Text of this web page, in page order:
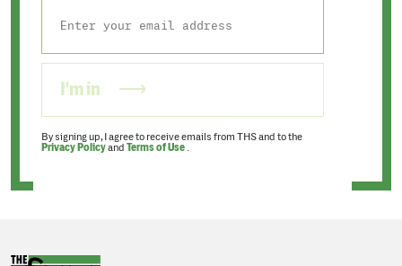
I'm in
By signing up, I agree to receive emails from THS and to the
Privacy Policyand Terms of Use .